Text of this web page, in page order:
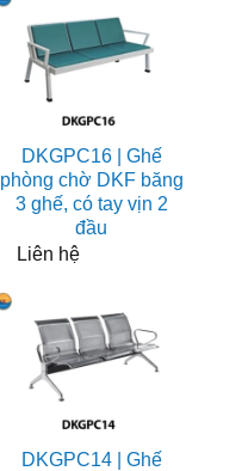
DKGPC16 | Ghế
phòng chờ DKF băng
3 ghế, có tay vịn 2
đầu
Liên hệ
DKGPC14 | Ghế